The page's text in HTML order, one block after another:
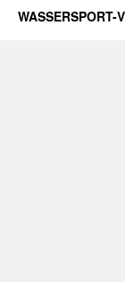
WASSERSPORT-